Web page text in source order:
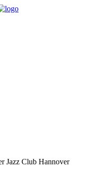
Jazz Club Hannover